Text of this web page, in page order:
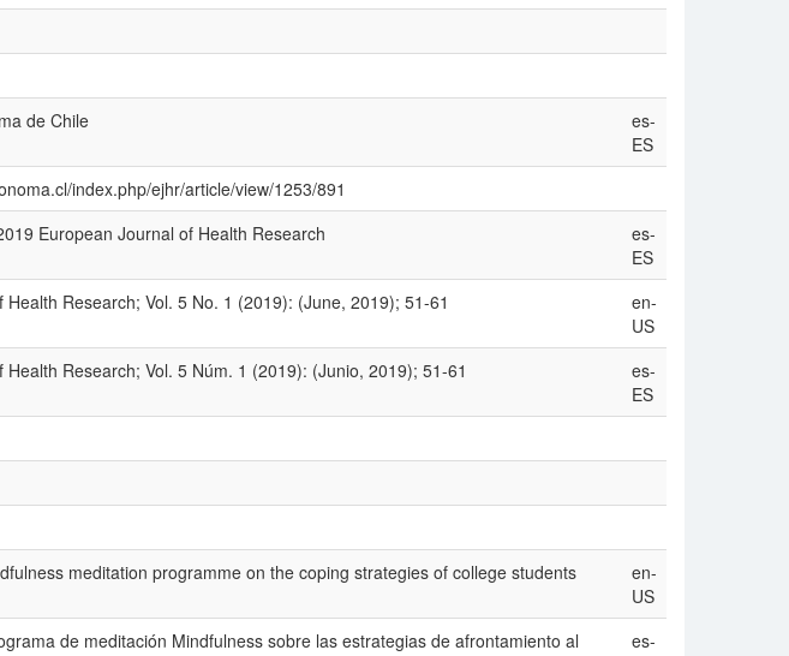
de Chile
es-
ES
index.php/ejhr/article/view/1253/891
European Journal of Health Research
es-
ES
Health Research; Vol. 5 No. 1 (2019): (June, 2019); 51-61
en-
US
Health Research; Vol. 5 Núm. 1 (2019): (Junio, 2019); 51-61
es-
ES
meditation programme on the coping strategies of college students
en-
US
de meditación Mindfulness sobre las estrategias de afrontamiento al
es-